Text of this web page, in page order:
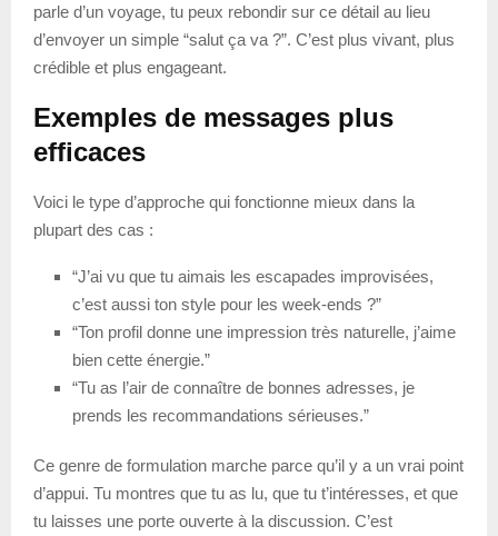
parle d’un voyage, tu peux rebondir sur ce détail au lieu
d’envoyer un simple “salut ça va ?”. C’est plus vivant, plus
crédible et plus engageant.
Exemples de messages plus
efficaces
Voici le type d’approche qui fonctionne mieux dans la
plupart des cas :
“J’ai vu que tu aimais les escapades improvisées,
c’est aussi ton style pour les week-ends ?”
“Ton profil donne une impression très naturelle, j’aime
bien cette énergie.”
“Tu as l’air de connaître de bonnes adresses, je
prends les recommandations sérieuses.”
Ce genre de formulation marche parce qu’il y a un vrai point
d’appui. Tu montres que tu as lu, que tu t’intéresses, et que
tu laisses une porte ouverte à la discussion. C’est